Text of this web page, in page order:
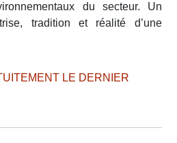
du secteur. Un
tradition et réalité d’une
LE DERNIER